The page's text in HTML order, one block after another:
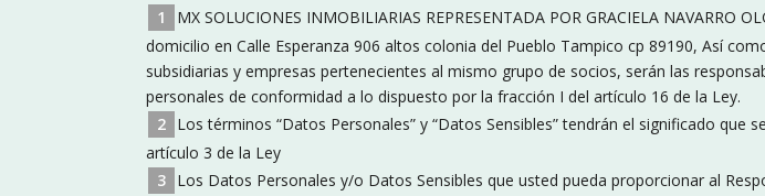
MX SOLUCIONES INMOBILIARIAS REPRESENTADA POR GRACIELA NAVARRO
domicilio en Calle Esperanza 906 altos colonia del Pueblo Tampico cp 89190, Así
subsidiarias y empresas pertenecientes al mismo grupo de socios, serán las
personales de conformidad a lo dispuesto por la fracción I del artículo 16 de la Ley.
Los términos “Datos Personales” y “Datos Sensibles” tendrán el significado que
artículo 3 de la Ley
Los Datos Personales y/o Datos Sensibles que usted pueda proporcionar al
1208 m²
2 сuartos
1 baño
1 cama
1 baño
2 baños
2 baños
2 сuartos
1 baño
4 сuartos
3 сuartos
3 сuartos
2 сuartos
397 m²
5 сuartos
1208 m²
3 сuartos